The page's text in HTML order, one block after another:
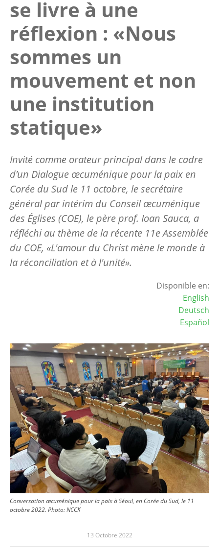
se livre à une
réflexion : «Nous
sommes un
mouvement et non
une institution
statique»
Invité comme orateur principal dans le cadre
d’un Dialogue œcuménique pour la paix en
Corée du Sud le 11 octobre, le secrétaire
général par intérim du Conseil œcuménique
des Églises (COE), le père prof. Ioan Sauca, a
réfléchi au thème de la récente 11e Assemblée
du COE, «L'amour du Christ mène le monde à
la réconciliation et à l'unité».
Disponible en:
English
Deutsch
Español
Image
Conversation œcuménique pour la paix à Séoul, en Corée du Sud, le 11
octobre 2022. Photo:NCCK
13 Octobre 2022